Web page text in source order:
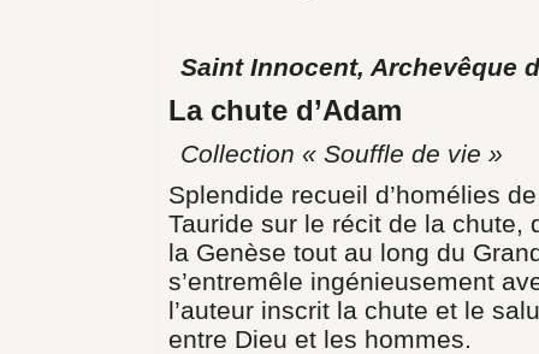
Saint Innocent, Archevêque
La chute d’Adam
Collection « Souffle de vie »
Splendide recueil d’homélies
Tauride sur le récit de la chute,
la Genèse tout au long du
s’entremêle ingénieusement
l’auteur inscrit la chute et le
entre Dieu et les hommes.